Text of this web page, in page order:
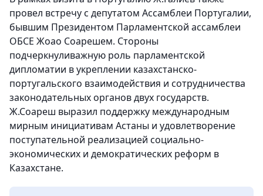
провел встречу с депутатом Ассамблеи Португалии,
бывшим Президентом Парламентской ассамблеи
ОБСЕ Жоао Соарешем. Стороны
подчеркнуливажную роль парламентской
дипломатии в укреплении казахстанско-
португальского взаимодействия и сотрудничества
законодательных органов двух государств.
Ж.Соареш выразил поддержку международным
мирным инициативам Астаны и удовлетворение
поступательной реализацией социально-
экономических и демократических реформ в
Казахстане.